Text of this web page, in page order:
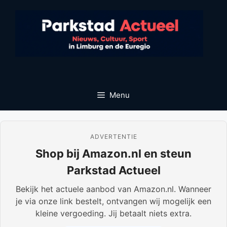
Menu
ADVERTENTIE
Shop bij Amazon.nl en steun
Parkstad Actueel
Bekijk het actuele aanbod van Amazon.nl. Wanneer
je via onze link bestelt, ontvangen wij mogelijk een
kleine vergoeding. Jij betaalt niets extra.